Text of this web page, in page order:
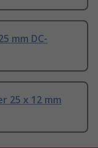
mm DC-
25 x 12 mm